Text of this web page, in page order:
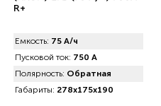
R+
Емкость: 75 А/ч
Пусковой ток: 750 А
Полярность: Обратная
Габариты: 278x175x190